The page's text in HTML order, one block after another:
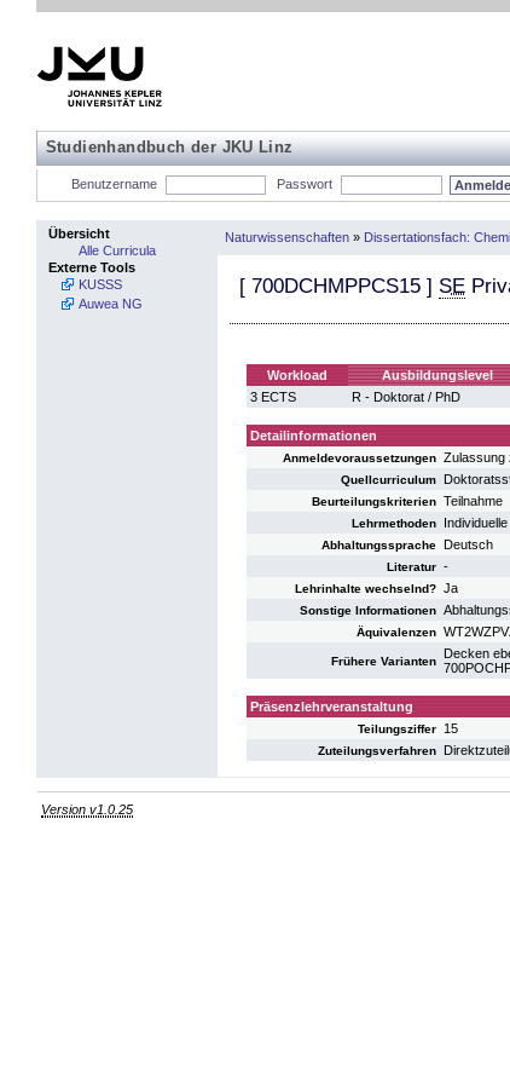
Studienhandbuch der JKU Linz
Benutzername Passwort
Übersicht
Alle Curricula
Externe Tools
KUSSS
Auwea NG
Naturwissenschaften » Dissertationsfach:
[ 700DCHMPPCS15 ] SE
Workload Ausbildungslevel
3 ECTS
R - Doktorat / PhD
Detailinformationen
Anmeldevoraussetzungen Zulassung
Quellcurriculum
Beurteilungskriterien Teilnahme
Lehrmethoden
Abhaltungssprache Deutsch
Literatur -
Lehrinhalte wechselnd? Ja
Sonstige Informationen
Äquivalenzen
Frühere Varianten
Decken
Präsenzlehrveranstaltung
Teilungsziffer 15
Zuteilungsverfahren
Version v1.0.25